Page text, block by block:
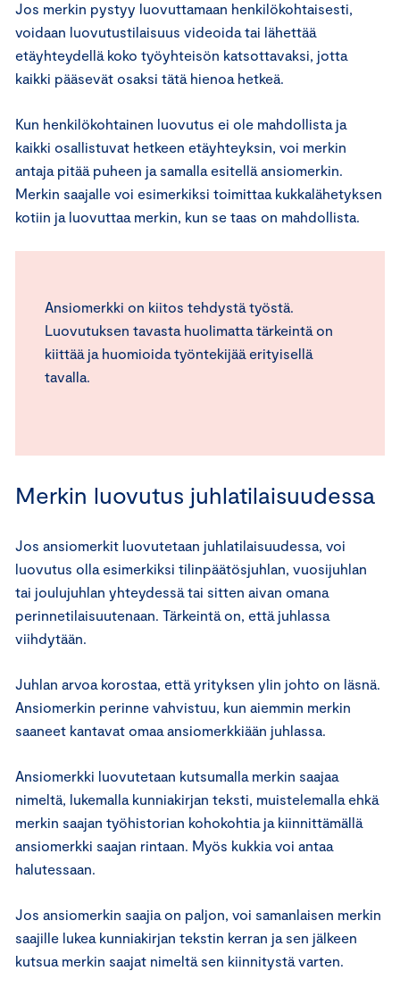
Jos merkin pystyy luovuttamaan henkilökohtaisesti,
voidaan luovutustilaisuus videoida tai lähettää
etäyhteydellä koko työyhteisön katsottavaksi, jotta
kaikki pääsevät osaksi tätä hienoa hetkeä.
Kun henkilökohtainen luovutus ei ole mahdollista ja
kaikki osallistuvat hetkeen etäyhteyksin, voi merkin
antaja pitää puheen ja samalla esitellä ansiomerkin.
Merkin saajalle voi esimerkiksi toimittaa kukkalähetyksen
kotiin ja luovuttaa merkin, kun se taas on mahdollista.
Ansiomerkki on kiitos tehdystä työstä.
Luovutuksen tavasta huolimatta tärkeintä on
kiittää ja huomioida työntekijää erityisellä
tavalla.
Merkin luovutus juhlatilaisuudessa
Jos ansiomerkit luovutetaan juhlatilaisuudessa, voi
luovutus olla esimerkiksi tilinpäätösjuhlan, vuosijuhlan
tai joulujuhlan yhteydessä tai sitten aivan omana
perinnetilaisuutenaan. Tärkeintä on, että juhlassa
viihdytään.
Juhlan arvoa korostaa, että yrityksen ylin johto on läsnä.
Ansiomerkin perinne vahvistuu, kun aiemmin merkin
saaneet kantavat omaa ansiomerkkiään juhlassa.
Ansiomerkki luovutetaan kutsumalla merkin saajaa
nimeltä, lukemalla kunniakirjan teksti, muistelemalla ehkä
merkin saajan työhistorian kohokohtia ja kiinnittämällä
ansiomerkki saajan rintaan. Myös kukkia voi antaa
halutessaan.
Jos ansiomerkin saajia on paljon, voi samanlaisen merkin
saajille lukea kunniakirjan tekstin kerran ja sen jälkeen
kutsua merkin saajat nimeltä sen kiinnitystä varten.